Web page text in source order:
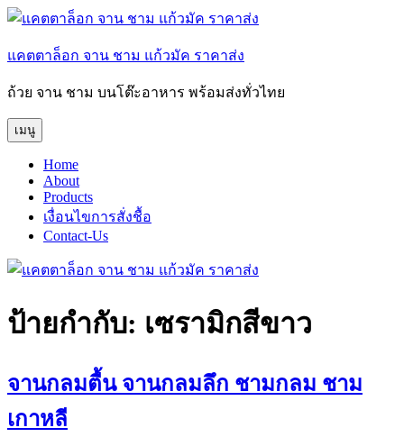
ข้าม
ยัง
บทความ
แคตตาล็อก จาน ชาม แก้วมัค ราคาส่ง
ถ้วย จาน ชาม บนโต๊ะอาหาร พร้อมส่งทั่วไทย
เมนู
Home
About
Products
เงื่อนไขการสั่งชื้อ
Contact-Us
ป้ายกำกับ: เซรามิกสีขาว
จานกลมตื้น จานกลมลึก ชามกลม ชาม
เกาหลี